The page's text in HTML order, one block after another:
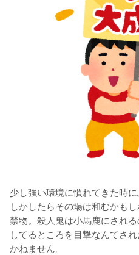
少し強い環境に慣れてきた時
しかしたらその場は和むかも
禁物。殺人鬼は小馬鹿にされ
してるところを目撃なんてさ
かねません。